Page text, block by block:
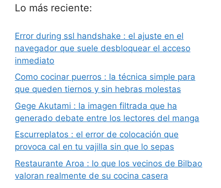
Lo más reciente:
Error during ssl handshake : el ajuste en el
navegador que suele desbloquear el acceso
inmediato
Como cocinar puerros : la técnica simple para
que queden tiernos y sin hebras molestas
Gege Akutami : la imagen filtrada que ha
generado debate entre los lectores del manga
Escurreplatos : el error de colocación que
provoca cal en tu vajilla sin que lo sepas
Restaurante Aroa : lo que los vecinos de Bilbao
valoran realmente de su cocina casera